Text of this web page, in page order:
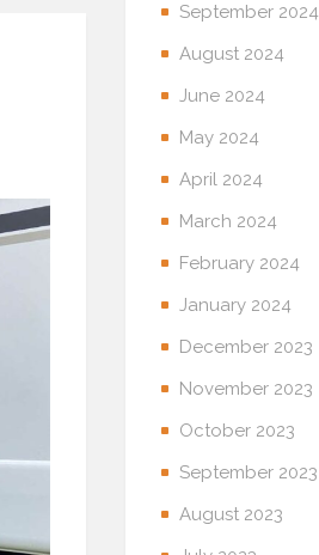
September 2024
August 2024
June 2024
May 2024
April 2024
March 2024
February 2024
January 2024
December 2023
November 2023
October 2023
September 2023
August 2023